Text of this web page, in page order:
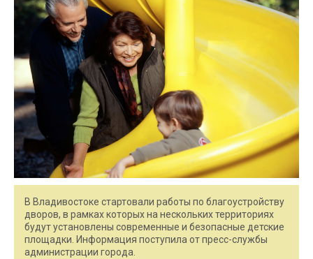
В Владивостоке стартовали работы по благоустройству
дворов, в рамках которых на нескольких территориях
будут установлены современные и безопасные детские
площадки. Информация поступила от пресс-службы
администрации города.